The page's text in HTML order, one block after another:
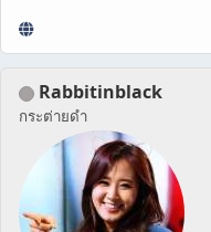
Rabbitinblack
กระต่ายดำ